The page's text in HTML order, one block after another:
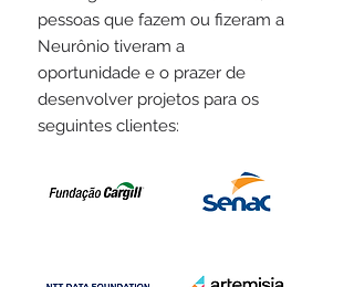
pessoas que fazem ou fizeram a
Neurônio tiveram a
oportunidade e o prazer de
desenvolver projetos para os
seguintes clientes: